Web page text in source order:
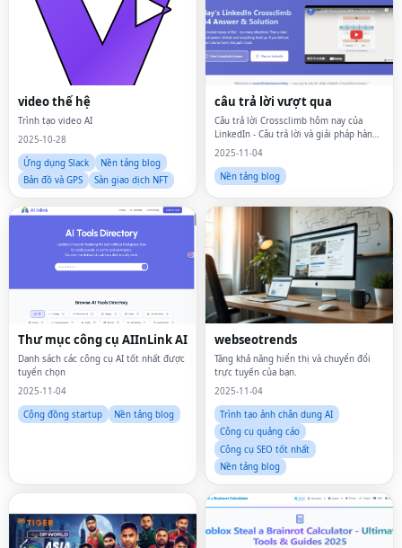
video thế hệ
Trình tạo video AI
2025-10-28
Ứng dụng Slack
Nền tảng blog
Bản đồ và GPS
Sàn giao dịch NFT
câu trả lời vượt qua
Câu trả lời Crossclimb hôm nay của
LinkedIn - Câu trả lời và giải pháp hàng
ngày
2025-11-04
Nền tảng blog
Thư mục công cụ AIInLink AI
Danh sách các công cụ AI tốt nhất được
tuyển chọn
2025-11-04
Cộng đồng startup
Nền tảng blog
webseotrends
Tăng khả năng hiển thị và chuyển đổi
trực tuyến của bạn.
2025-11-04
Trình tạo ảnh chân dung AI
Công cụ quảng cáo
Công cụ SEO tốt nhất
Nền tảng blog